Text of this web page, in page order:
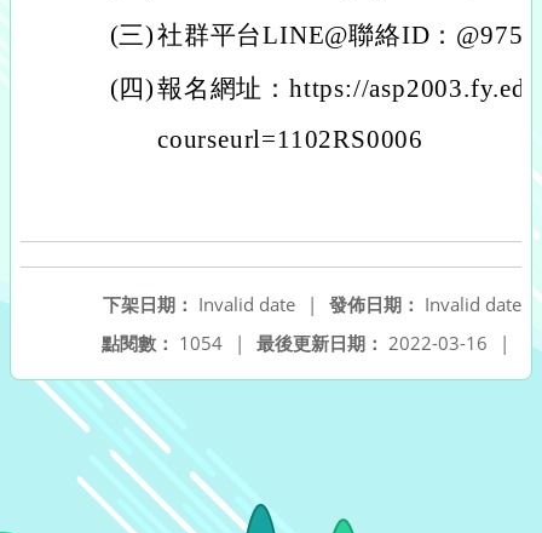
(三)社群平台LINE@聯絡ID：
(四)報名網址：https://
courseurl=1102RS0006
發佈日期： Invalid date
下架日期： Invalid date
|
最後更新日期： 2022-03-16 |
點閱數： 1054 |